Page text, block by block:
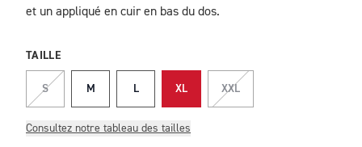
et un appliqué en cuir en bas du dos.
TAILLE
S M L XL XXL
Consultez notre tableau des tailles